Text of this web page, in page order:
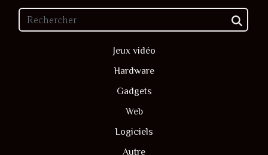
Jeux vidéo
Hardware
Gadgets
Web
Logiciels
Autre